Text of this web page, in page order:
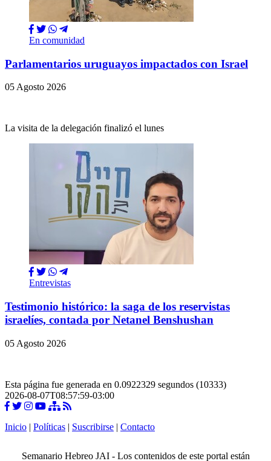
En comunidad
Parlamentarios uruguayos impactados con Israel
05 Agosto 2026
La visita de la delegación finalizó el lunes
Entrevistas
Testimonio histórico: la saga de los reservistas
israelíes, contada por Netanel Benshushan
05 Agosto 2026
Esta página fue generada en 0.0922329 segundos (10333)
2026-08-07T08:57:59-03:00
Inicio | Políticas | Suscribirse | Contacto
Semanario Hebreo JAI - Los contenidos de este portal están